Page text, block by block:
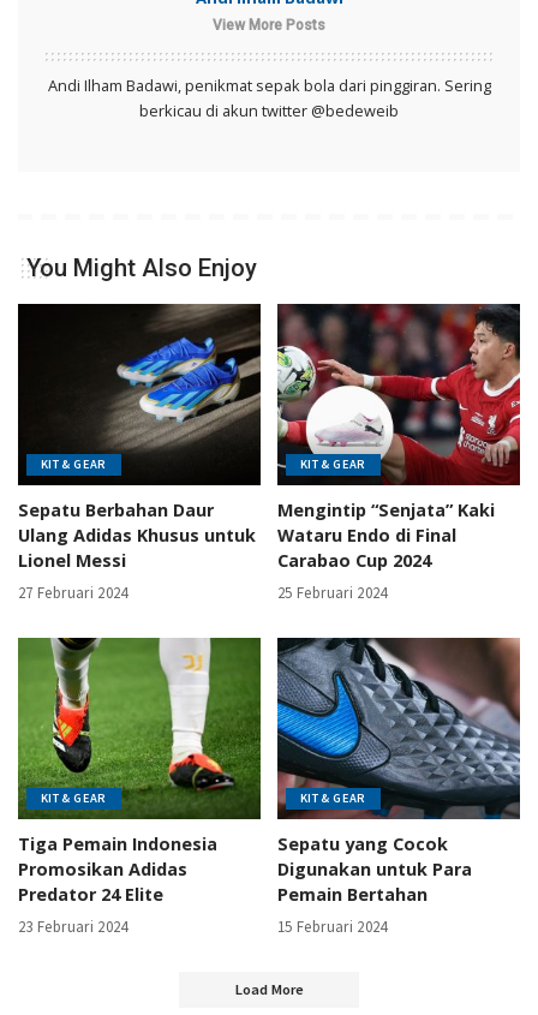
View More Posts
Andi Ilham Badawi, penikmat sepak bola dari pinggiran. Sering
berkicau di akun twitter @bedeweib
You Might Also Enjoy
KIT & GEAR
Sepatu Berbahan Daur
Ulang Adidas Khusus untuk
Lionel Messi
27 Februari 2024
KIT & GEAR
Mengintip “Senjata” Kaki
Wataru Endo di Final
Carabao Cup 2024
25 Februari 2024
KIT & GEAR
Tiga Pemain Indonesia
Promosikan Adidas
Predator 24 Elite
23 Februari 2024
KIT & GEAR
Sepatu yang Cocok
Digunakan untuk Para
Pemain Bertahan
15 Februari 2024
Load More